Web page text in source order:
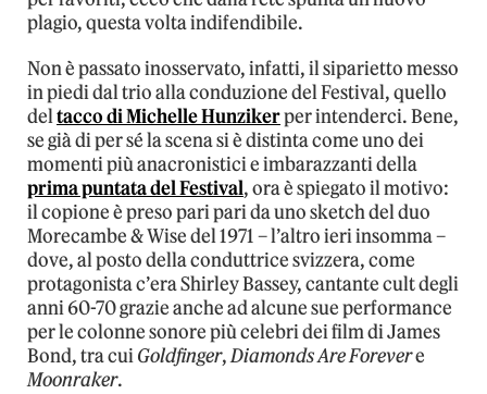
plagio, questa volta indifendibile.
Non è passato inosservato, infatti, il siparietto messo
in piedi dal trio alla conduzione del Festival, quello
deltacco di Michelle Hunzikerper intenderci. Bene,
se già di per sé la scena si è distinta come uno dei
momenti più anacronistici e imbarazzanti della
prima puntata del Festival, ora è spiegato il motivo:
il copione è preso pari pari da uno sketch del duo
Morecambe & Wise del 1971 – l’altro ieri insomma –
dove, al posto della conduttrice svizzera, come
protagonista c’era Shirley Bassey, cantante cult degli
anni 60-70 grazie anche ad alcune sue performance
per le colonne sonore più celebri dei film di James
Bond, tra cuiGoldfinger,Diamonds Are Forevere
Moonraker.